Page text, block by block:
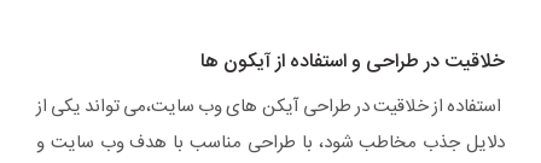
خلاقیت در طراحی و استفاده از آیکون ها
استفاده از خلاقیت در طراحی آیکن های وب سایت،می تواند یکی از
دلایل جذب مخاطب شود، با طراحی مناسب با هدف وب سایت و